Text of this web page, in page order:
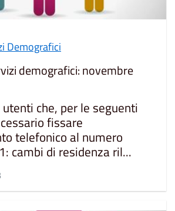
Demografici
demografici: novembre
che, per le seguenti
fissare
telefonico al numero
cambi di residenza ril...